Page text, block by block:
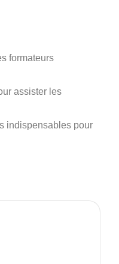
formateurs
assister les
indispensables pour